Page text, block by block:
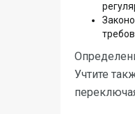
Учтите